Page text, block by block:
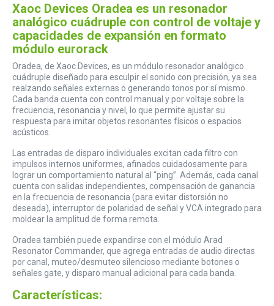
Xaoc Devices Oradea es un resonador
analógico cuádruple con control de voltaje y
capacidades de expansión en formato
módulo eurorack
Oradea, de Xaoc Devices, es un módulo resonador analógico
cuádruple diseñado para esculpir el sonido con precisión, ya sea
realzando señales externas o generando tonos por sí mismo.
Cada banda cuenta con control manual y por voltaje sobre la
frecuencia, resonancia y nivel, lo que permite ajustar su
respuesta para imitar objetos resonantes físicos o espacios
acústicos.
Las entradas de disparo individuales excitan cada filtro con
impulsos internos uniformes, afinados cuidadosamente para
lograr un comportamiento natural al “ping”. Además, cada canal
cuenta con salidas independientes, compensación de ganancia
en la frecuencia de resonancia (para evitar distorsión no
deseada), interruptor de polaridad de señal y VCA integrado para
moldear la amplitud de forma remota.
Oradea también puede expandirse con el módulo Arad
Resonator Commander, que agrega entradas de audio directas
por canal, muteo/desmuteo silencioso mediante botones o
señales gate, y disparo manual adicional para cada banda.
Características: